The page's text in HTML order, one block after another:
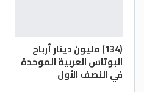
(134) مليون دينار أرباح
البوتاس العربية الموحدة
في النصف الأول